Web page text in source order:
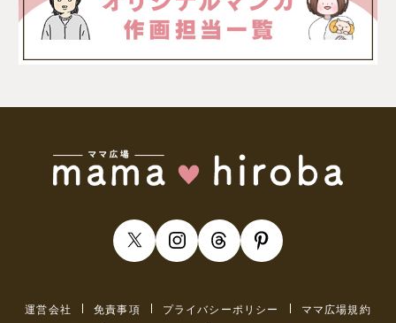
運営会社 免責事項 プライバシーポリシー
ママ広場規約